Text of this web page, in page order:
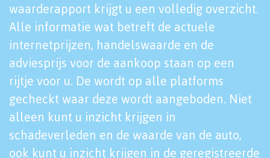
waarderapport krijgt u een volledig overzicht.
Alle informatie wat betreft de actuele
internetprijzen, handelswaarde en de
adviesprijs voor de aankoop staan op een
rijtje voor u. De wordt op alle platforms
gecheckt waar deze wordt aangeboden. Niet
alleen kunt u inzicht krijgen in
schadeverleden en de waarde van de auto,
ook kunt u inzicht krijgen in de geregistreerde